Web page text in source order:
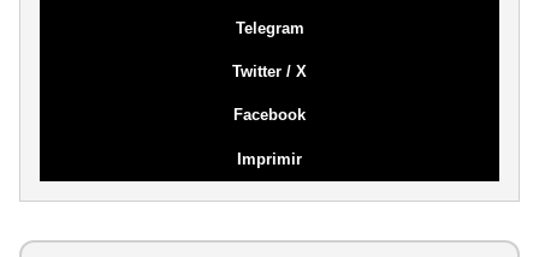
Telegram
Twitter / X
Facebook
Imprimir